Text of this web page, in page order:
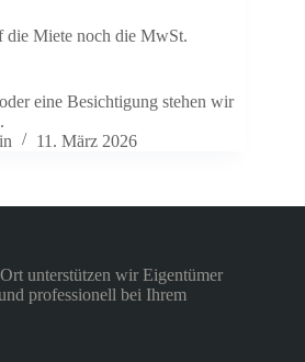
die Miete noch die MwSt.
eine Besichtigung stehen wir
11. März 2026
unterstützen wir Eigentümer
professionell bei Ihrem